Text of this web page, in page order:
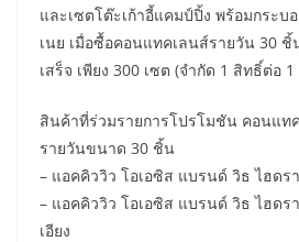
และเซตโต๊ะเก้าอี้แคมป์ปิ้ง พร้อมกระบ
เนย เมื่อซื้อคอนแทคเลนส์รายวัน 30
เสร็จ เพียง 300 เซต (จำกัด 1 สิทธิ์ต่อ
สินค้าที่ร่วมรายการโปรโมชัน คอนแท
รายวันขนาด 30 ชิ้น
– แอคคิววิว โอเอซิส แบรนด์ วิธ ไฮดร
– แอคคิววิว โอเอซิส แบรนด์ วิธ ไฮด
เอียง